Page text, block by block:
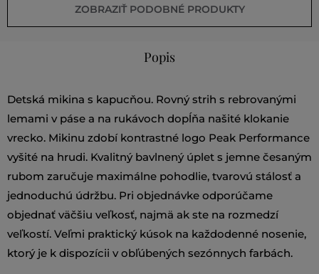
ZOBRAZIŤ PODOBNÉ PRODUKTY
Popis
Detská mikina s kapucňou. Rovný strih s rebrovanými
lemami v páse a na rukávoch dopĺňa našité klokanie
vrecko. Mikinu zdobí kontrastné logo Peak Performance
vyšité na hrudi. Kvalitný bavlnený úplet s jemne česaným
rubom zaručuje maximálne pohodlie, tvarovú stálosť a
jednoduchú údržbu. Pri objednávke odporúčame
objednať väčšiu veľkosť, najmä ak ste na rozmedzí
veľkostí. Veľmi praktický kúsok na každodenné nosenie,
ktorý je k dispozícii v obľúbených sezónnych farbách.